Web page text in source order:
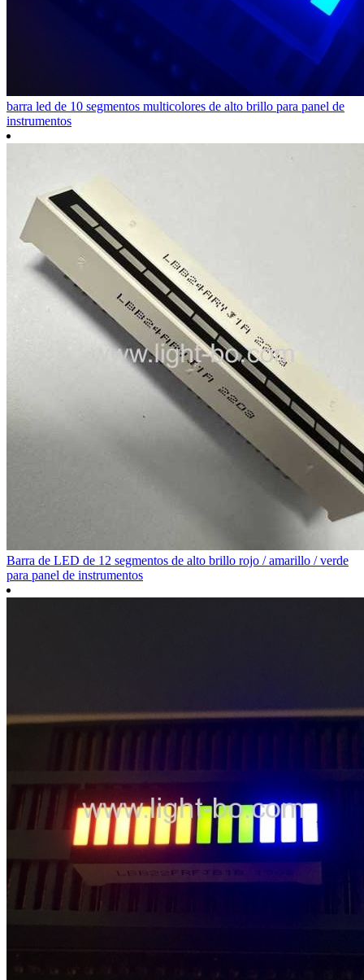
barra led de 10 segmentos multicolores de alto brillo para panel de
instrumentos
Barra de LED de 12 segmentos de alto brillo rojo / amarillo / verde
para panel de instrumentos